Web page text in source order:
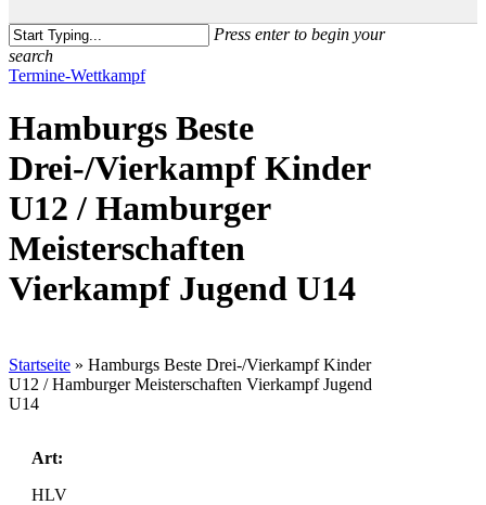
Press enter to begin your
search
Close
Termine-Wettkampf
Hamburgs Beste
Drei-/Vierkampf Kinder
U12 / Hamburger
Meisterschaften
Vierkampf Jugend U14
Startseite » Hamburgs Beste Drei-/Vierkampf Kinder
U12 / Hamburger Meisterschaften Vierkampf Jugend
U14
Art:
HLV